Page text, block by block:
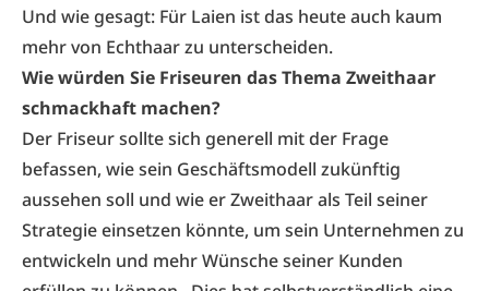
Und wie gesagt: Für Laien ist das heute auch kaum
mehr von Echthaar zu unterscheiden.
Wie würden Sie Friseuren das Thema Zweithaar
schmackhaft machen?
Der Friseur sollte sich generell mit der Frage
befassen, wie sein Geschäftsmodell zukünftig
aussehen soll und wie er Zweithaar als Teil seiner
Strategie einsetzen könnte, um sein Unternehmen zu
entwickeln und mehr Wünsche seiner Kunden